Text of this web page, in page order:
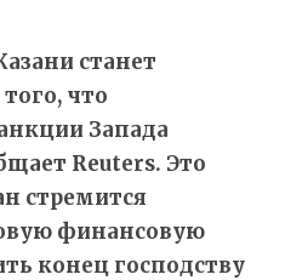
станет
что
Запада
Reuters. Это
стремится
финансовую
конец господству